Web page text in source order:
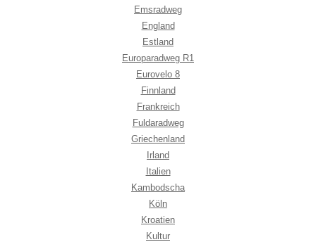
Emsradweg
England
Estland
Europaradweg R1
Eurovelo 8
Finnland
Frankreich
Fuldaradweg
Griechenland
Irland
Italien
Kambodscha
Köln
Kroatien
Kultur